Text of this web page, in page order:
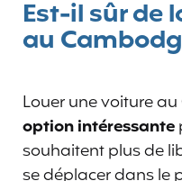
Est-il sûr de
au
Louer une voiture
option intéressante
souhaitent plus de
se déplacer dans le